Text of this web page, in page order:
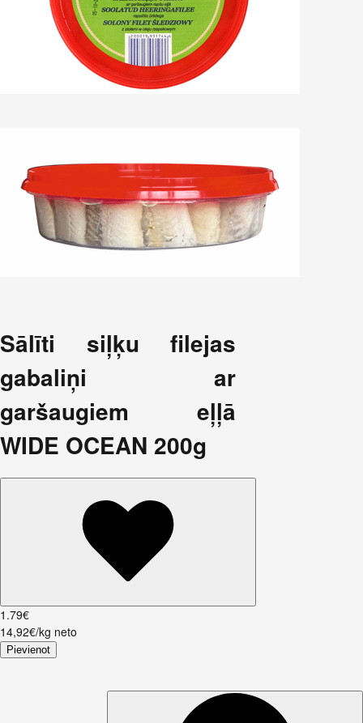
Sālīti siļķu filejas
gabaliņi ar
garšaugiem eļļā
WIDE OCEAN 200g
1 .79€
14,92€/kg neto
Pievienot